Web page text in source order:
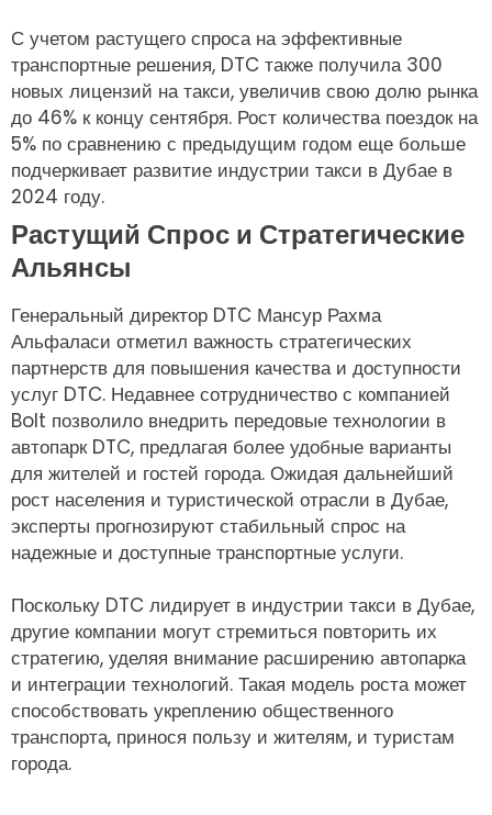
С учетом растущего спроса на эффективные
транспортные решения, DTC также получила 300
новых лицензий на такси, увеличив свою долю рынка
до 46% к концу сентября. Рост количества поездок на
5% по сравнению с предыдущим годом еще больше
подчеркивает развитие индустрии такси в Дубае в
2024 году.
Растущий Спрос и Стратегические
Альянсы
Генеральный директор DTC Мансур Рахма
Альфаласи отметил важность стратегических
партнерств для повышения качества и доступности
услуг DTC. Недавнее сотрудничество с компанией
Bolt позволило внедрить передовые технологии в
автопарк DTC, предлагая более удобные варианты
для жителей и гостей города. Ожидая дальнейший
рост населения и туристической отрасли в Дубае,
эксперты прогнозируют стабильный спрос на
надежные и доступные транспортные услуги.
Поскольку DTC лидирует в индустрии такси в Дубае,
другие компании могут стремиться повторить их
стратегию, уделяя внимание расширению автопарка
и интеграции технологий. Такая модель роста может
способствовать укреплению общественного
транспорта, принося пользу и жителям, и туристам
города.